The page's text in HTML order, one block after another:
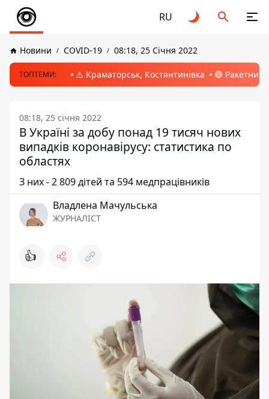
RU
Новини COVID-19 08:18, 25 Січня 2022
ТОПТЕМИ: ⚠️ Краматорськ, Костянтинівка 🔴 Ракетний
08:18, 25 січня 2022
В Україні за добу понад 19 тисяч нових
випадків коронавірусу: статистика по
областях
З них - 2 809 дітей та 594 медпрацівників
Владлена Мачульська
ЖУРНАЛІСТ
👍